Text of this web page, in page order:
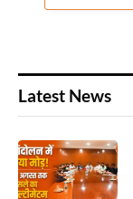
Latest News